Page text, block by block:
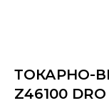
ТОКАРНО-
Z46100 DRO